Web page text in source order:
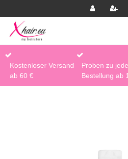
Kostenloser Versand
ab 60 €
Proben zu
Bestellung ab